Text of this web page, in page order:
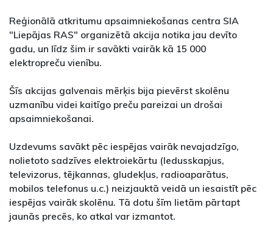
Reģionālā atkritumu apsaimniekošanas centra SIA
"Liepājas RAS" organizētā akcija notika jau devīto
gadu, un līdz šim ir savākti vairāk kā 15 000
elektropreču vienību.
Šīs akcijas galvenais mērķis bija pievērst skolēnu
uzmanību videi kaitīgo preču pareizai un drošai
apsaimniekošanai.
Uzdevums savākt pēc iespējas vairāk nevajadzīgo,
nolietoto sadzīves elektroiekārtu (ledusskapjus,
televizorus, tējkannas, gludekļus, radioaparātus,
mobilos telefonus u.c.) neizjauktā veidā un iesaistīt pēc
iespējas vairāk skolēnu. Tā dotu šīm lietām pārtapt
jaunās precēs, ko atkal var izmantot.